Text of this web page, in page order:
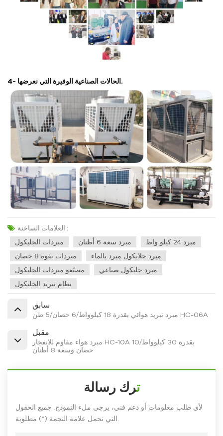
4- الحالات الصناعية الوفيرة التي نعرضها.
العلامات الساخنة :
مبردات الجليكول
مبرد سعة 6 أطنان
مبرد 24 كيلو واط
مبردات بقوة 8 حصان
مبرد جلايكول مبرد بالماء
مصنّعو مبردات الجليكول
مبرد جليكول صناعي
نظام تبريد الجليكول
سابق
مبرد تبريد هوائي بقدرة 18 كيلوواط/6 حصان/5 طن HC-06A
مقبل
مبرد هواء مقاوم للانفجار HC-10A بقدرة 30 كيلوواط/10
حصان وسعة 8 أطنان
ترك رسالة
لأي طلب معلومات أو دعم فني، يرجى ملء النموذج. جميع الحقول